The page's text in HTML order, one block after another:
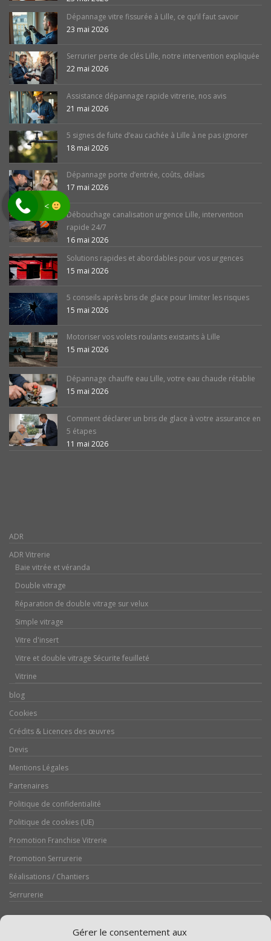
Gérer le consentement aux
Dépannage vitre fissurée à Lille, ce qu’il faut savoir
23 mai 2026
Serrurier perte de clés Lille, notre intervention expliquée
22 mai 2026
Assistance dépannage rapide vitrerie, nos avis
21 mai 2026
5 signes de fuite d’eau cachée à Lille à ne pas ignorer
18 mai 2026
Dépannage porte d’entrée, coûts, délais
17 mai 2026
Débouchage canalisation urgence Lille, intervention
rapide 24/7
16 mai 2026
Solutions rapides et abordables pour vos urgences
15 mai 2026
5 conseils après bris de glace pour limiter les risques
15 mai 2026
Motoriser vos volets roulants existants à Lille
15 mai 2026
Dépannage chauffe eau Lille, votre eau chaude rétablie
15 mai 2026
Comment déclarer un bris de glace à votre assurance en
5 étapes
11 mai 2026
ADR
ADR Vitrerie
Baie vitrée et véranda
Double vitrage
Réparation de double vitrage sur velux
Simple vitrage
Vitre d'insert
Vitre et double vitrage Sécurite feuilleté
Vitrine
blog
Cookies
Crédits & Licences des œuvres
Devis
Mentions Légales
Partenaires
Politique de confidentialité
Politique de cookies (UE)
Promotion Franchise Vitrerie
Promotion Serrurerie
Réalisations / Chantiers
Serrurerie
<